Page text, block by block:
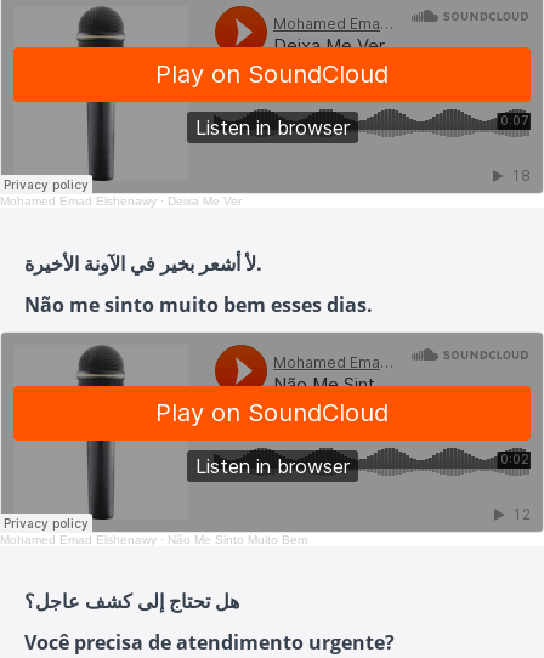
Mohamed Emad Elshenawy · Deixa Me Ver
لأ أشعر بخير في الآونة الأخيرة.
Não me sinto muito bem esses dias.
Mohamed Emad Elshenawy · Não Me Sinto Muito Bem
هل تحتاج إلى كشف عاجل؟
Você precisa de atendimento urgente?